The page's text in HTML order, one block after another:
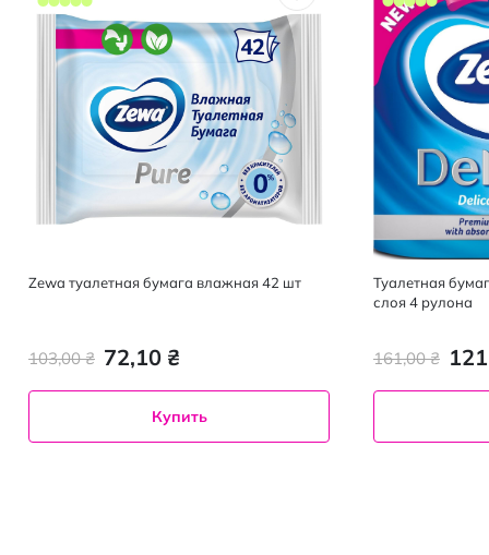
Zewa туалетная бумага влажная 42 шт
72,10 ₴
103,00 ₴
Купить
Туалетная
слоя 4 рулона
161,00 ₴